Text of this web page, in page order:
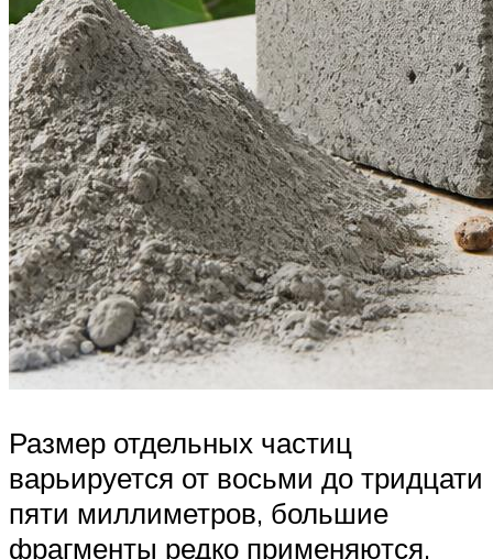
Размер отдельных частиц
варьируется от восьми до тридцати
пяти миллиметров, большие
фрагменты редко применяются,